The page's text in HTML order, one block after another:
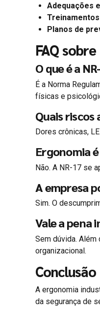
Adequações
Planos de
FAQ
O que é a
É a Norma
físicas e
Quais riscos
Dores crônicas,
Ergonomia
Não. A NR-17 se
A empresa
Sim. O
Vale a pena
Sem dúvida.
organizacional.
Conclusão
A ergonomia
da segurança de